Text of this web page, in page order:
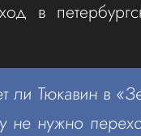
в
ли Тюкавин в
не нужно